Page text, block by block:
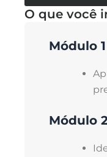
O que você
Módulo 1
Módulo